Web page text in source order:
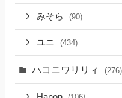
みそら (90)
ユニ (434)
ハコニワリリィ (276)